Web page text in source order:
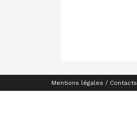
Mentions légales / Contacts